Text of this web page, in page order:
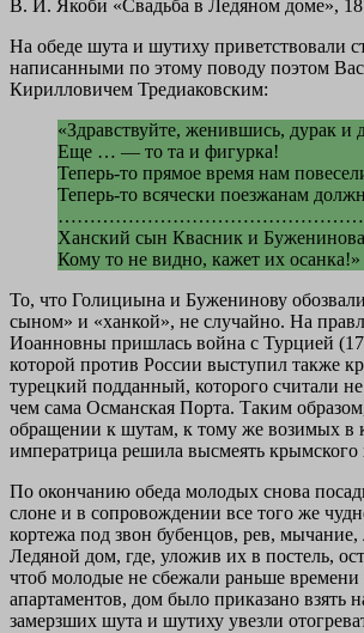
В. И. Якоби «Свадьба в Ледяном доме»,
На обеде шута и шутиху приветствовали
написанными по этому поводу поэтом
Кирилловичем Тредиаковским:
«Здравствуйте, женившись, дурак и
Еще … — то та и фигурка!
Теперь-то прямое время нам
Теперь-то всячески поезжанам
Ханский сын Квасник и
Кому то не видно, кажет их осанка!»
То, что Голициына и Буженинову
сыном» и «ханкой», не случайно. На
Иоанновны пришлась война с Турцией
которой против России выступил также
турецкий подданный, которого считали
чем сама Османская Порта. Таким
обращении к шутам, к тому же возимых в
императрица решила высмеять крымского
По окончанию обеда молодых снова
слоне и в сопровождении все того же
кортежа под звон бубенцов, рев, мычание,
Ледяной дом, где, уложив их в постель,
чтоб молодые не сбежали раньше времени
апартаментов, дом было приказано взять
замерзших шута и шутиху увезли